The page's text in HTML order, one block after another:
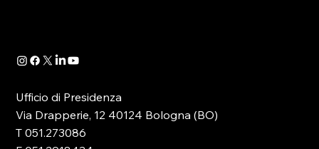
Ufficio di Presidenza
Via Drapperie, 12 40124 Bologna (BO)
T 051.273086